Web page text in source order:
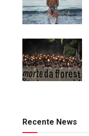
Recente News